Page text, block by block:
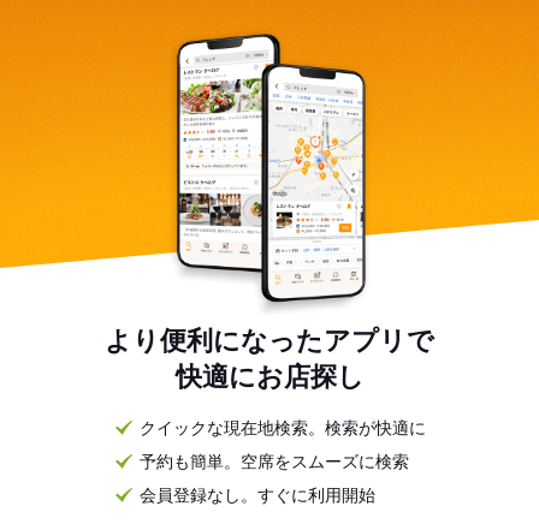
より便利になったアプリで
快適にお店探し
クイックな現在地検索。検索が快適に
予約も簡単。空席をスムーズに検索
会員登録なし。すぐに利用開始